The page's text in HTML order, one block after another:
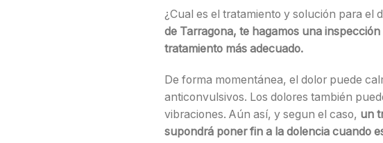
¿Cual es el tratamiento y solución para el
de Tarragona, te hagamos una
tratamiento más adecuado.
De forma momentánea, el dolor puede
anticonvulsivos. Los dolores también
vibraciones. Aún así, y segun el caso, un
supondrá poner fin a la dolencia cuando